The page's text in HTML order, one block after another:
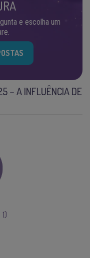
e escolha um
– A INFLUÊNCIA DE